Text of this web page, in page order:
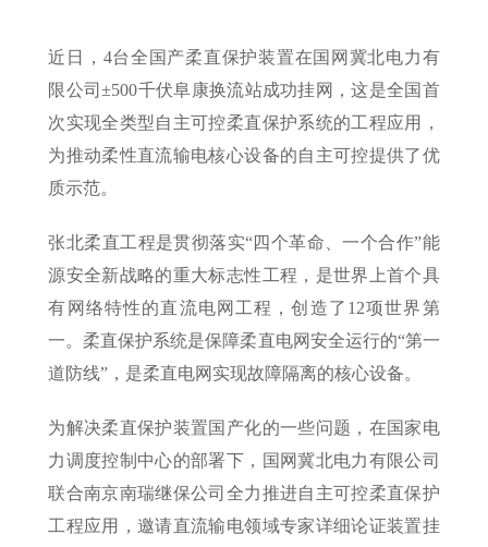
近日，4台全国产柔直保护装置在国网冀北电力有
限公司±500千伏阜康换流站成功挂网，这是全国首
次实现全类型自主可控柔直保护系统的工程应用，
为推动柔性直流输电核心设备的自主可控提供了优
质示范。
张北柔直工程是贯彻落实“四个革命、一个合作”能
源安全新战略的重大标志性工程，是世界上首个具
有网络特性的直流电网工程，创造了12项世界第
一。柔直保护系统是保障柔直电网安全运行的“第一
道防线”，是柔直电网实现故障隔离的核心设备。
为解决柔直保护装置国产化的一些问题，在国家电
力调度控制中心的部署下，国网冀北电力有限公司
联合南京南瑞继保公司全力推进自主可控柔直保护
工程应用，邀请直流输电领域专家详细论证装置挂